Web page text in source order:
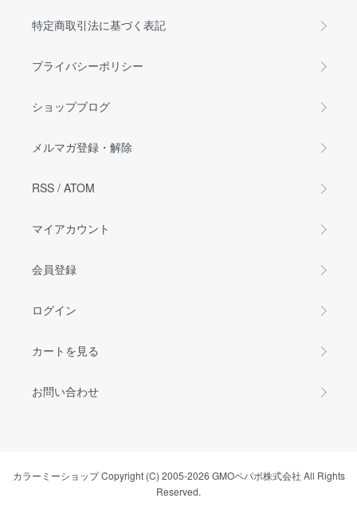
特定商取引法に基づく表記
プライバシーポリシー
ショップブログ
メルマガ登録・解除
RSS / ATOM
マイアカウント
会員登録
ログイン
カートを見る
お問い合わせ
カラーミーショップCopyright (C) 2005-2026 GMOペパボ株式会社 All Rights
Reserved.